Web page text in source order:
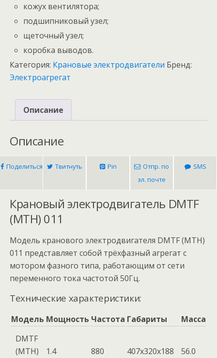
кожух вентилятора;
подшипниковый узел;
щеточный узел;
коробка выводов.
Категория: Крановые электродвигатели Бренд:
Электроагрегат
Описание
Описание
Поделиться Твитнуть Pin
Отпр. по
эл. почте
SMS
Крановый электродвигатель DMTF
(MTH) 011
Модель кранового электродвигателя DMTF (MTH)
011 представляет собой трёхфазный агрегат с
мотором фазного типа, работающим от сети
переменного тока частотой 50Гц.
Технические характеристики:
Модель Мощность Частота Габариты
Масса
DMTF
(MTH)
1.4 880 407x320x188 56.0